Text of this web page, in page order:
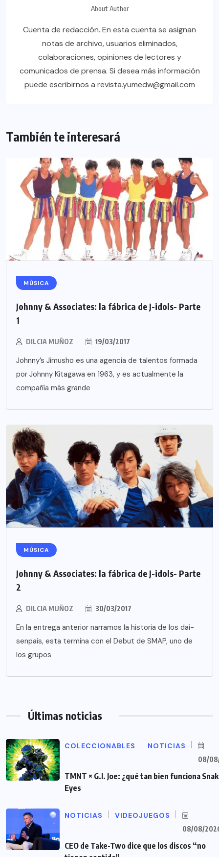
About Author
Cuenta de redacción. En esta cuenta se asignan
notas de archivo, usuarios eliminados,
colaboraciones, opiniones de lectores y
comunicados de prensa. Si desea más información
puede escribirnos a revista.yumedw@gmail.com
También te interesará
MÚSICA
Johnny & Associates: la fábrica de J-idols- Parte
1
DILCIA MUÑOZ 19/03/2017
Johnny’s Jimusho es una agencia de talentos formada
por Johnny Kitagawa en 1963, y es actualmente la
compañía más grande
MÚSICA
Johnny & Associates: la fábrica de J-idols- Parte
2
DILCIA MUÑOZ 30/03/2017
En la entrega anterior narramos la historia de los dai-
senpais, esta termina con el Debut de SMAP, uno de
los grupos
Últimas noticias
COLECCIONABLES NOTICIAS
08/
TMNT × G.I. Joe: ¿qué tan bien funciona
Eyes
NOTICIAS VIDEOJUEGOS
08/08/
CEO de Take-Two dice que los discos “no